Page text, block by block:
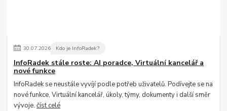
30.07.2026 Kdo je InfoRadek?
InfoRadek stále roste: AI poradce, Virtuální kancelář a
nové funkce
InfoRadek se neustále vyvíjí podle potřeb uživatelů. Podívejte se na
nové funkce, Virtuální kancelář, úkoly, týmy, dokumenty i další směr
vývoje.číst celé